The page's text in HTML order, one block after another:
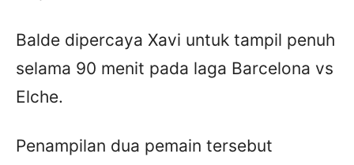
Balde dipercaya Xavi untuk tampil penuh
selama 90 menit pada laga Barcelona vs
Elche.
Penampilan dua pemain tersebut